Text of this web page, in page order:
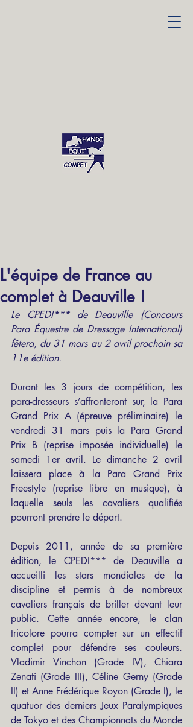
L'équipe de France au
complet à Deauville !
Le CPEDI*** de Deauville (Concours
Para Équestre de Dressage International)
fêtera, du 31 mars au 2 avril prochain sa
11e édition.
Durant les 3 jours de compétition, les
para-dresseurs s’affronteront sur, la Para
Grand Prix A (épreuve préliminaire) le
vendredi 31 mars puis la Para Grand
Prix B (reprise imposée individuelle) le
samedi 1er avril. Le dimanche 2 avril
laissera place à la Para Grand Prix
Freestyle (reprise libre en musique), à
laquelle seuls les cavaliers qualifiés
pourront prendre le départ.
Depuis 2011, année de sa première
édition, le CPEDI*** de Deauville a
accueilli les stars mondiales de la
discipline et permis à de nombreux
cavaliers français de briller devant leur
public. Cette année encore, le clan
tricolore pourra compter sur un effectif
complet pour défendre ses couleurs.
Vladimir Vinchon (Grade IV), Chiara
Zenati (Grade III), Céline Gerny (Grade
II) et Anne Frédérique Royon (Grade I), le
quatuor des derniers Jeux Paralympiques
de Tokyo et des Championnats du Monde